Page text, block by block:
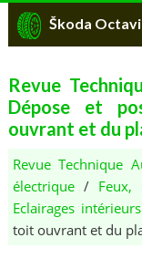
Škoda
Revue
Dépose et
ouvrant et du
Revue Technique
électrique/
Eclairages intérieurs
toit ouvrant et du